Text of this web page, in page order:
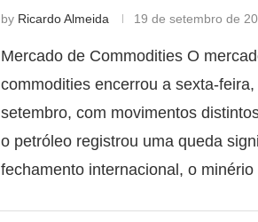
by Ricardo Almeida 19 de setembro de
Mercado de Commodities O
commodities encerrou a sexta-
setembro, com movimentos
o petróleo registrou uma queda
fechamento internacional, o